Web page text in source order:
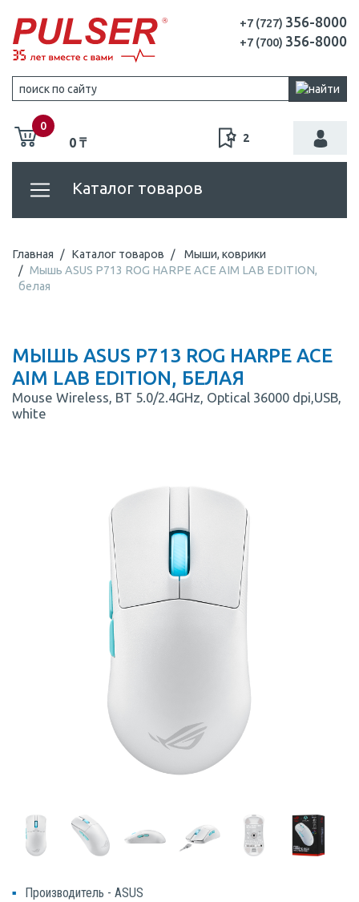
+7 (727) 356-8000
+7 (700) 356-8000
0
0 ₸ 2
Каталог товаров
Главная Каталог товаров
Мыши, коврики
Мышь ASUS P713 ROG HARPE ACE AIM LAB EDITION,
белая
МЫШЬ ASUS P713 ROG HARPE ACE
AIM LAB EDITION, БЕЛАЯ
Mouse Wireless, BT 5.0/2.4GHz, Optical 36000 dpi,USB,
white
Производитель - ASUS